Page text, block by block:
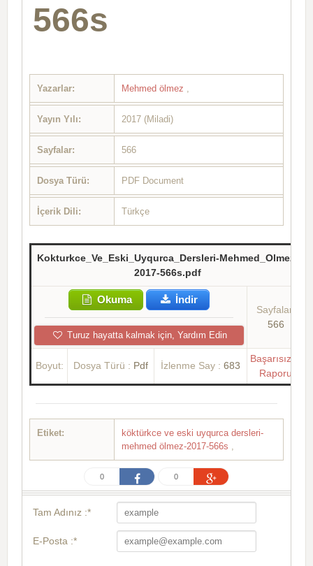
566s
Yazarlar: Mehmed ölmez
Yayın Yılı: 2017 (Miladi)
Sayfalar: 566
Dosya Türü: PDF Document
İçerik Dili: Türkçe
Kokturkce_Ve_Eski_Uyqurca_Dersleri-Mehmed_Olmez-
2017-566s.pdf
Okuma İndir
Turuz hayatta kalmak için, Yardım Edin
Sayfalar:
566
Boyut: Dosya Türü : Pdf İzlenme Say : 683
Başarısızlık
Raporu
Etiket:
köktürkce ve eski uyqurca dersleri-
mehmed ölmez-2017-566s
0 0
Tam Adınız :*
E-Posta :*